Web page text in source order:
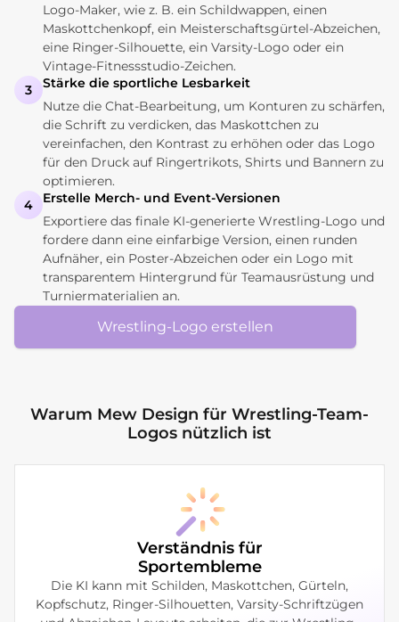
Logo-Maker, wie z. B. ein Schildwappen, einen
Maskottchenkopf, ein Meisterschaftsgürtel-Abzeichen,
eine Ringer-Silhouette, ein Varsity-Logo oder ein
Vintage-Fitnessstudio-Zeichen.
3
Stärke die sportliche Lesbarkeit
Nutze die Chat-Bearbeitung, um Konturen zu schärfen,
die Schrift zu verdicken, das Maskottchen zu
vereinfachen, den Kontrast zu erhöhen oder das Logo
für den Druck auf Ringertrikots, Shirts und Bannern zu
optimieren.
4
Erstelle Merch- und Event-Versionen
Exportiere das finale KI-generierte Wrestling-Logo und
fordere dann eine einfarbige Version, einen runden
Aufnäher, ein Poster-Abzeichen oder ein Logo mit
transparentem Hintergrund für Teamausrüstung und
Turniermaterialien an.
Wrestling-Logo erstellen
Warum Mew Design für Wrestling-Team-
Logos nützlich ist
Verständnis für
Sportembleme
Die KI kann mit Schilden, Maskottchen, Gürteln,
Kopfschutz, Ringer-Silhouetten, Varsity-Schriftzügen